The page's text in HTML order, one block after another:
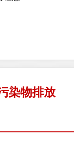
染物排放